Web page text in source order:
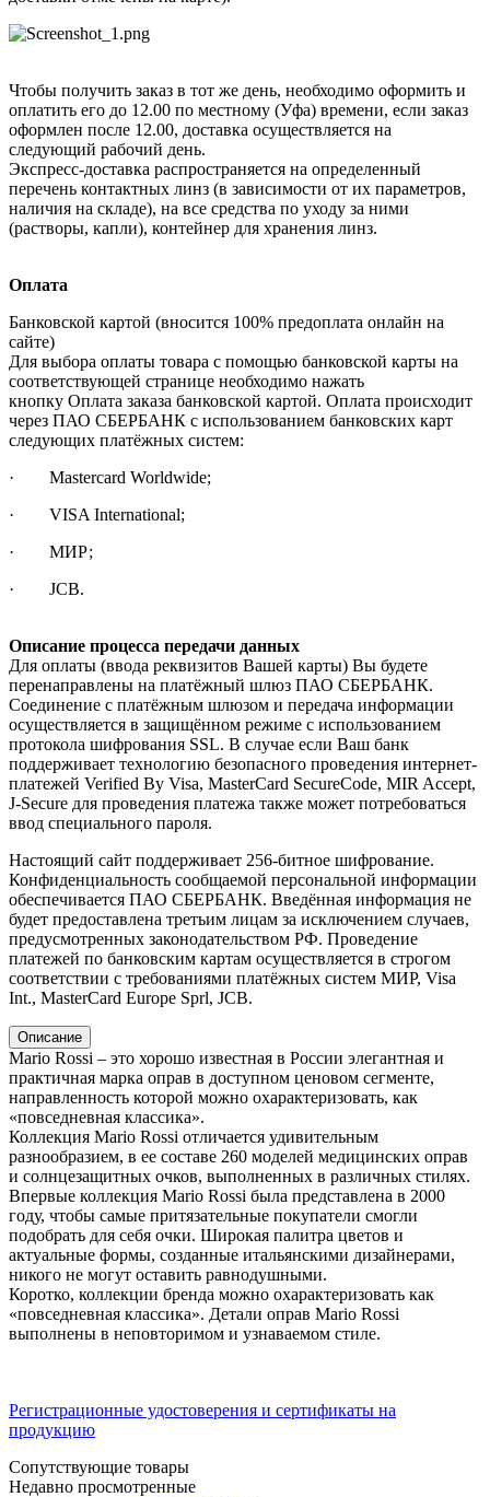
Чтобы получить заказ в тот же день, необходимо оформить и
оплатить его до 12.00 по местному (Уфа) времени, если заказ
оформлен после 12.00, доставка осуществляется на
следующий рабочий день.
Экспресс-доставка распространяется на определенный
перечень контактных линз (в зависимости от их параметров,
наличия на складе), на все средства по уходу за ними
(растворы, капли), контейнер для хранения линз.
Оплата
Банковской картой (вносится 100% предоплата онлайн на
сайте)
Для выбора оплаты товара с помощью банковской карты на
соответствующей странице необходимо нажать
кнопку Оплата заказа банковской картой. Оплата происходит
через ПАО СБЕРБАНК с использованием банковских карт
следующих платёжных систем:
· Mastercard Worldwide;
· VISA International;
· МИР;
· JCB.
Описание процесса передачи данных
Для оплаты (ввода реквизитов Вашей карты) Вы будете
перенаправлены на платёжный шлюз ПАО СБЕРБАНК.
Соединение с платёжным шлюзом и передача информации
осуществляется в защищённом режиме с использованием
протокола шифрования SSL. В случае если Ваш банк
поддерживает технологию безопасного проведения интернет-
платежей Verified By Visa, MasterCard SecureCode, MIR Accept,
J-Secure для проведения платежа также может потребоваться
ввод специального пароля.
Настоящий сайт поддерживает 256-битное шифрование.
Конфиденциальность сообщаемой персональной информации
обеспечивается ПАО СБЕРБАНК. Введённая информация не
будет предоставлена третьим лицам за исключением случаев,
предусмотренных законодательством РФ. Проведение
платежей по банковским картам осуществляется в строгом
соответствии с требованиями платёжных систем МИР, Visa
Int., MasterCard Europe Sprl, JCB.
Описание
Mario Rossi – это хорошо известная в России элегантная и
практичная марка оправ в доступном ценовом сегменте,
направленность которой можно охарактеризовать, как
«повседневная классика».
Коллекция Mario Rossi отличается удивительным
разнообразием, в ее составе 260 моделей медицинских оправ
и солнцезащитных очков, выполненных в различных стилях.
Впервые коллекция Mario Rossi была представлена в 2000
году, чтобы самые притязательные покупатели смогли
подобрать для себя очки. Широкая палитра цветов и
актуальные формы, созданные итальянскими дизайнерами,
никого не могут оставить равнодушными.
Коротко, коллекции бренда можно охарактеризовать как
«повседневная классика». Детали оправ Mario Rossi
выполнены в неповторимом и узнаваемом стиле.
Регистрационные удостоверения и сертификаты на
продукцию
Сопутствующие товары
Недавно просмотренные